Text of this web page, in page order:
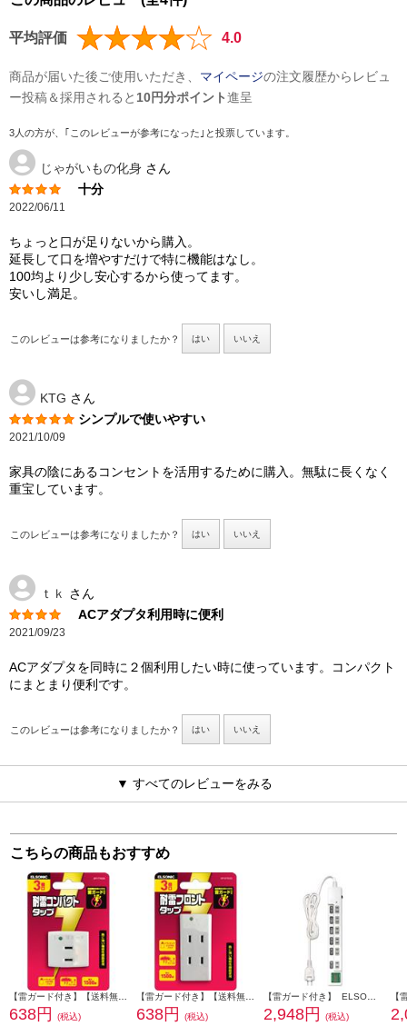
平均評価 4.0
商品が届いた後ご使用いただき、 マイページの注文履歴からレビュ
ー投稿＆採用されると 10円分ポイント進呈
3人の方が、｢このレビューが参考になった｣と投票しています。
じゃがいもの化身 さん
十分
2022/06/11
ちょっと口が足りないから購入。
延長して口を増やすだけで特に機能はなし。
100均より少し安心するから使ってます。
安いし満足。
このレビューは参考になりましたか？ はい いいえ
KTG さん
シンプルで使いやすい
2021/10/09
家具の陰にあるコンセントを活用するために購入。無駄に長くなく
重宝しています。
このレビューは参考になりましたか？ はい いいえ
ｔｋ さん
ACアダプタ利用時に便利
2021/09/23
ACアダプタを同時に２個利用したい時に使っています。コンパクト
にまとまり便利です。
このレビューは参考になりましたか？ はい いいえ
▼ すべてのレビューをみる
こちらの商品もおすすめ
638円
(税込)
638円
(税込)
2,948円
(税込)